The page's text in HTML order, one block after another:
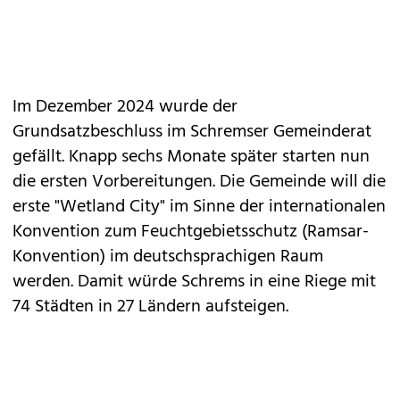
Im Dezember 2024 wurde der
Grundsatzbeschluss im Schremser Gemeinderat
gefällt. Knapp sechs Monate später starten nun
die ersten Vorbereitungen. Die Gemeinde will die
erste "Wetland City" im Sinne der internationalen
Konvention zum Feuchtgebietsschutz (Ramsar-
Konvention) im deutschsprachigen Raum
werden. Damit würde Schrems in eine Riege mit
74 Städten in 27 Ländern aufsteigen.